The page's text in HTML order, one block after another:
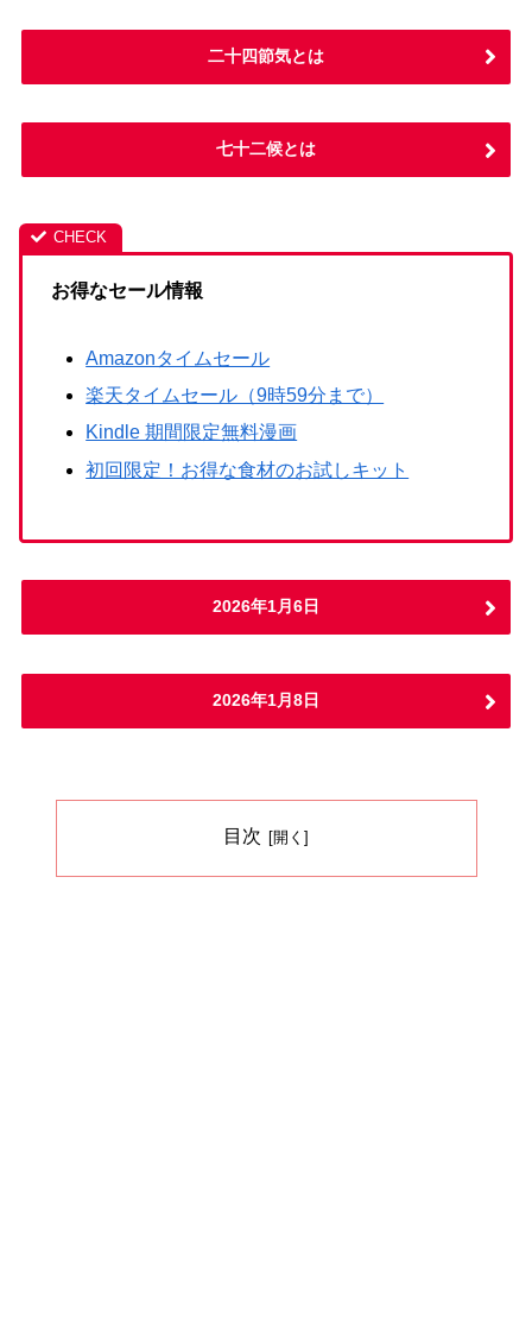
二十四節気とは
七十二候とは
お得なセール情報
Amazonタイムセール
楽天タイムセール（9時59分まで）
Kindle 期間限定無料漫画
初回限定！お得な食材のお試しキット
2026年1月6日
2026年1月8日
目次